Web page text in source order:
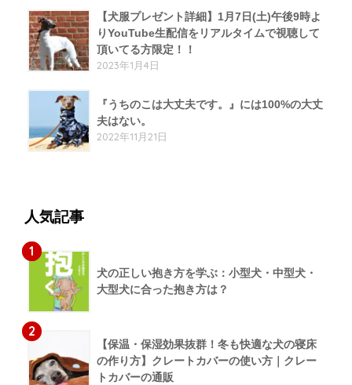
【犬服プレゼント詳細】1月7日(土)午後9時よ
りYouTube生配信をリアルタイムで視聴して
頂いてる方限定！！
2023年1月4日
『うちのこは大丈夫です。』には100%の大丈
夫はない。
2022年11月21日
人気記事
1
犬の正しい抱き方を学ぶ：小型犬・中型犬・
大型犬に合った抱き方は？
2
【保温・保湿効果抜群！冬も快適な犬の寝床
の作り方】クレートカバーの使い方｜クレー
トカバーの通販